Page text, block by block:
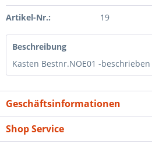
Artikel-Nr.: 19
Beschreibung
Kasten Bestnr.NOE01 -
Geschäftsinformationen
Shop Service